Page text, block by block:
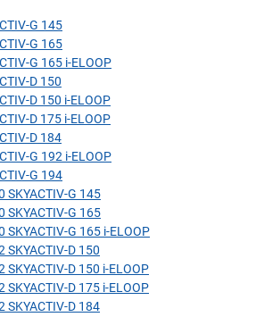
G 145
G 165
G 165 i-ELOOP
D 150
D 150 i-ELOOP
D 175 i-ELOOP
D 184
G 192 i-ELOOP
G 194
SKYACTIV-G 145
SKYACTIV-G 165
G 165 i-ELOOP
SKYACTIV-D 150
D 150 i-ELOOP
D 175 i-ELOOP
SKYACTIV-D 184